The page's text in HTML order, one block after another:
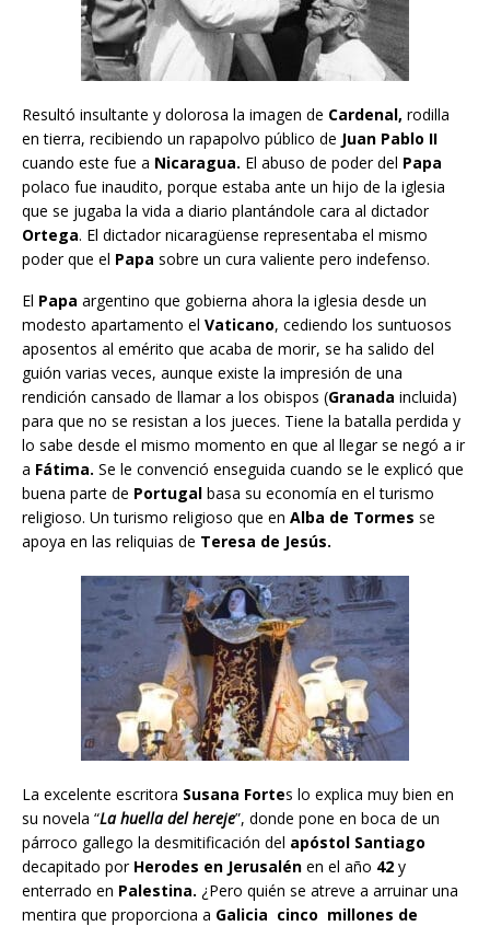
Resultó insultante y dolorosa la imagen de Cardenal, rodilla
en tierra, recibiendo un rapapolvo público de Juan Pablo II
cuando este fue a Nicaragua. El abuso de poder del Papa
polaco fue inaudito, porque estaba ante un hijo de la iglesia
que se jugaba la vida a diario plantándole cara al dictador
Ortega. El dictador nicaragüense representaba el mismo
poder que el Papa sobre un cura valiente pero indefenso.
El Papa argentino que gobierna ahora la iglesia desde un
modesto apartamento el Vaticano, cediendo los suntuosos
aposentos al emérito que acaba de morir, se ha salido del
guión varias veces, aunque existe la impresión de una
rendición cansado de llamar a los obispos (Granada incluida)
para que no se resistan a los jueces. Tiene la batalla perdida y
lo sabe desde el mismo momento en que al llegar se negó a ir
a Fátima. Se le convenció enseguida cuando se le explicó que
buena parte de Portugal basa su economía en el turismo
religioso. Un turismo religioso que en Alba de Tormes se
apoya en las reliquias de Teresa de Jesús.
La excelente escritora Susana Fortes lo explica muy bien en
su novela “La huella del hereje”, donde pone en boca de un
párroco gallego la desmitificación del apóstol Santiago
decapitado por Herodes en Jerusalén en el año 42 y
enterrado en Palestina. ¿Pero quién se atreve a arruinar una
mentira que proporciona a Galicia cinco millones de